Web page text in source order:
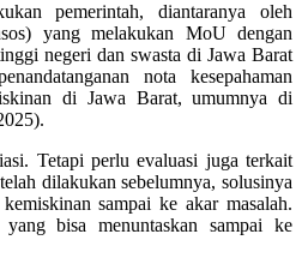
pemerintah, diantaranya oleh
yang melakukan MoU dengan
negeri dan swasta di Jawa Barat
nota kesepahaman
di Jawa Barat, umumnya di
Tetapi perlu evaluasi juga terkait
dilakukan sebelumnya, solusinya
sampai ke akar masalah.
bisa menuntaskan sampai ke